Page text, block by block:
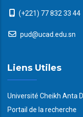
(+221) 77 832 33 44
pud@ucad.edu.sn
Liens Utiles
Université Cheikh Anta
Portail de la recherche